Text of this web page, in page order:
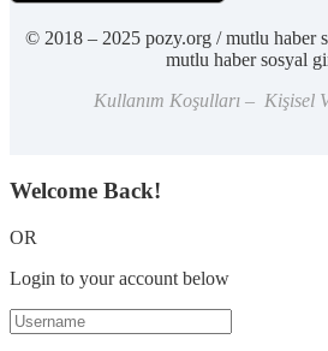
© 2018 – 2025 pozy.org / mutlu haber
mutlu haber sosyal
Kullanım Koşulları – Kişisel
Welcome Back!
OR
Login to your account below